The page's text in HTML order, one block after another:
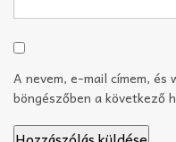
A nevem, e-mail címem, és
böngészőben a következő